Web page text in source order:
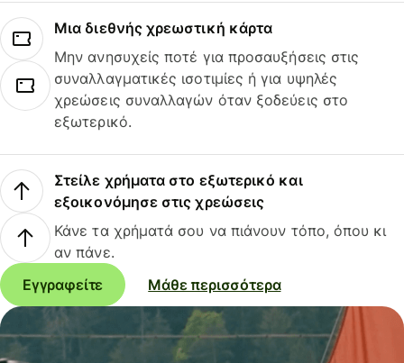
Μια διεθνής χρεωστική κάρτα
Μην ανησυχείς ποτέ για προσαυξήσεις στις
συναλλαγματικές ισοτιμίες ή για υψηλές
χρεώσεις συναλλαγών όταν ξοδεύεις στο
εξωτερικό.
Στείλε χρήματα στο εξωτερικό και
εξοικονόμησε στις χρεώσεις
Κάνε τα χρήματά σου να πιάνουν τόπο, όπου κι
αν πάνε.
Εγγραφείτε
Μάθε περισσότερα